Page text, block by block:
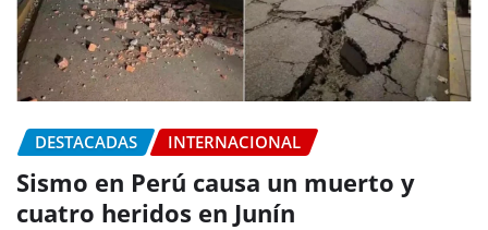
DESTACADAS INTERNACIONAL
Sismo en Perú causa un muerto y
cuatro heridos en Junín